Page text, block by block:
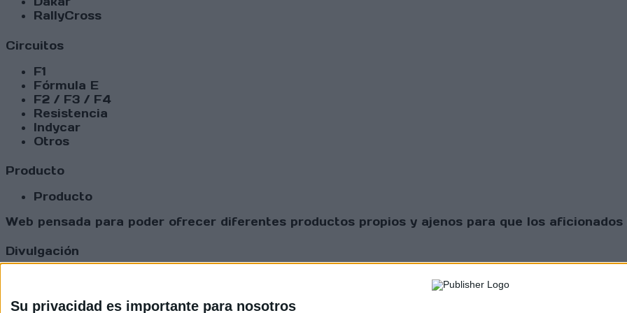
Su privacidad es importante para nosotros
RallyCross
Circuitos
F1
Fórmula E
F2 / F3 / F4
Resistencia
Indycar
Otros
Producto
Producto
Web pensada para poder ofrecer diferentes productos propios y ajenos para que los
Divulgación
Comunicados